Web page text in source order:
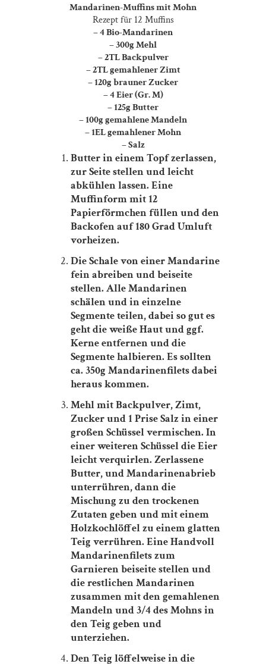
Mandarinen-Muffins mit Mohn
Rezept für 12 Muffins
– 4 Bio-Mandarinen
– 300g Mehl
– 2TL Backpulver
– 2TL gemahlener Zimt
– 120g brauner Zucker
– 4 Eier (Gr. M)
– 125g Butter
– 100g gemahlene Mandeln
– 1EL gemahlener Mohn
– Salz
Butter in einem Topf zerlassen,
zur Seite stellen und leicht
abkühlen lassen. Eine
Muffinform mit 12
Papierförmchen füllen und den
Backofen auf 180 Grad Umluft
vorheizen.
Die Schale von einer Mandarine
fein abreiben und beiseite
stellen. Alle Mandarinen
schälen und in einzelne
Segmente teilen, dabei so gut es
geht die weiße Haut und ggf.
Kerne entfernen und die
Segmente halbieren. Es sollten
ca. 350g Mandarinenfilets dabei
heraus kommen.
Mehl mit Backpulver, Zimt,
Zucker und 1 Prise Salz in einer
großen Schüssel vermischen. In
einer weiteren Schüssel die Eier
leicht verquirlen. Zerlassene
Butter, und Mandarinenabrieb
unterrühren, dann die
Mischung zu den trockenen
Zutaten geben und mit einem
Holzkochlöffel zu einem glatten
Teig verrühren. Eine Handvoll
Mandarinenfilets zum
Garnieren beiseite stellen und
die restlichen Mandarinen
zusammen mit den gemahlenen
Mandeln und 3/4 des Mohns in
den Teig geben und
unterziehen.
Den Teig löffelweise in die